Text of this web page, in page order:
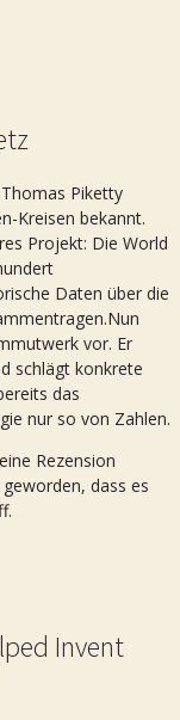
Piketty
Kreisen bekannt.
Projekt: Die World
Daten über die
vor. Er
schlägt konkrete
das
nur so von Zahlen.
Rezension
dass es
Invent